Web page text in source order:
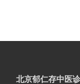
北京郁仁存中医